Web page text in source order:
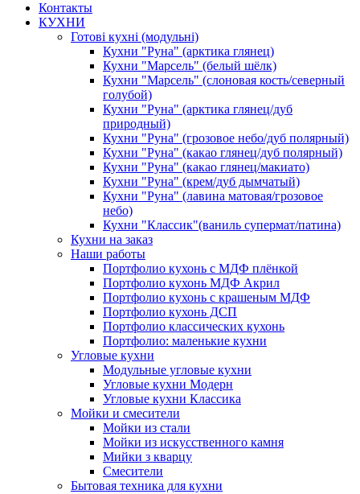
Контакты
КУХНИ
Готові кухні (модульні)
Кухни "Руна" (арктика глянец)
Кухни "Марсель" (белый шёлк)
Кухни "Марсель" (слоновая кость/северный
голубой)
Кухни "Руна" (арктика глянец/дуб
природный)
Кухни "Руна" (грозовое небо/дуб полярный)
Кухни "Руна" (какао глянец/дуб полярный)
Кухни "Руна" (какао глянец/макиато)
Кухни "Руна" (крем/дуб дымчатый)
Кухни "Руна" (лавина матовая/грозовое
небо)
Кухни "Классик"(ваниль супермат/патина)
Кухни на заказ
Наши работы
Портфолио кухонь с МДФ плёнкой
Портфолио кухонь МДФ Акрил
Портфолио кухонь с крашеным МДФ
Портфолио кухонь ДСП
Портфолио классических кухонь
Портфолио: маленькие кухни
Угловые кухни
Модульные угловые кухни
Угловые кухни Модерн
Угловые кухни Классика
Мойки и смесители
Мойки из стали
Мойки из искусственного камня
Мийки з кварцу
Смесители
Бытовая техника для кухни